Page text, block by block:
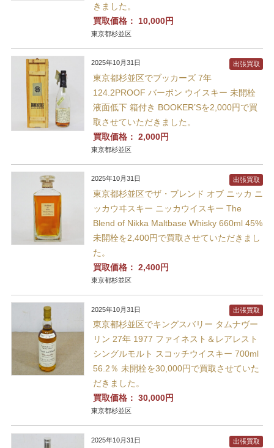
きました。
買取価格： 10,000円
東京都杉並区
2025年10月31日
東京都杉並区でブッカーズ 7年
124.2PROOF バーボン ウイスキー 未開栓
液面低下 箱付き BOOKER’Sを2,000円で買
取させていただきました。
買取価格： 2,000円
東京都杉並区
出張買取
2025年10月31日
東京都杉並区でザ・ブレンド オブ ニッカ ニ
ッカウヰスキー ニッカウイスキー The
Blend of Nikka Maltbase Whisky 660ml 45%
未開栓を2,400円で買取させていただきまし
た。
買取価格： 2,400円
東京都杉並区
出張買取
2025年10月31日
東京都杉並区でキングスバリー タムナヴー
リン 27年 1977 ファイネスト＆レアレスト
シングルモルト スコッチウイスキー 700ml
56.2％ 未開栓を30,000円で買取させていた
だきました。
買取価格： 30,000円
東京都杉並区
出張買取
2025年10月31日 出張買取